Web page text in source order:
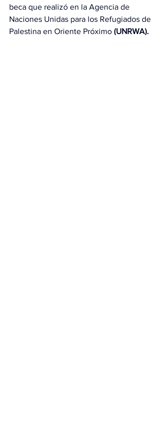
beca que realizó en la Agencia de
Naciones Unidas para los Refugiados de
Palestina en Oriente Próximo (UNRWA).